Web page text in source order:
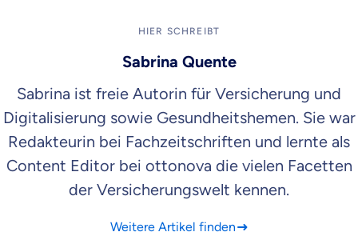
HIER SCHREIBT
Sabrina Quente
Sabrina ist freie Autorin für Versicherung und
Digitalisierung sowie Gesundheitshemen. Sie war
Redakteurin bei Fachzeitschriften und lernte als
Content Editor bei ottonova die vielen Facetten
der Versicherungswelt kennen.
Weitere Artikel finden